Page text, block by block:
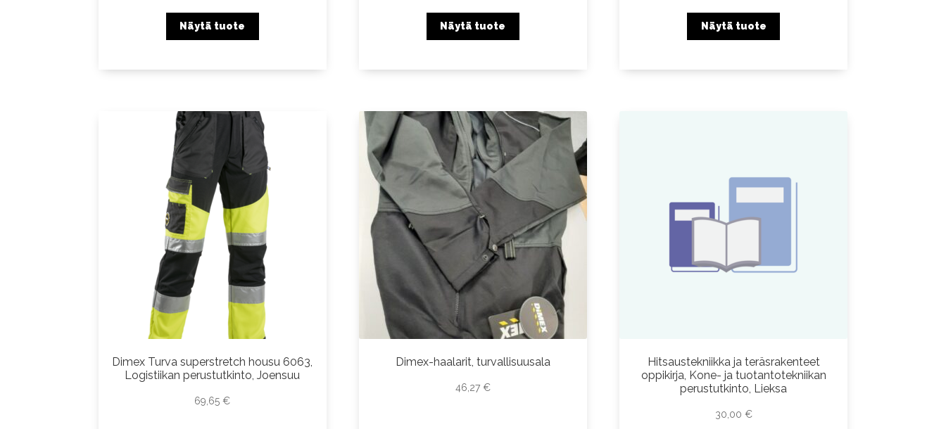
Näytä tuote Näytä tuote Näytä tuote
Dimex Turva superstretch housu 6063,
Logistiikan perustutkinto, Joensuu
69,65€
Dimex-haalarit, turvallisuusala
46,27 €
Hitsaustekniikka ja teräsrakenteet
oppikirja, Kone- ja tuotantotekniikan
perustutkinto, Lieksa
30,00 €